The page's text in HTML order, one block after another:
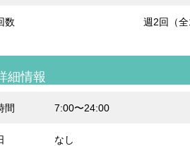
数 週2回（
細情報
間 7:00〜24:00
なし